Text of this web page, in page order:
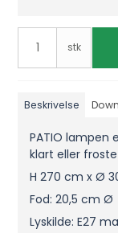
stk
Beskrivelse
PATIO lampen
klart eller
H 270 cm x Ø
Fod: 20,5 cm Ø
Lyskilde: E27